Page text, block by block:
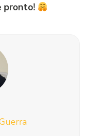
pronto!